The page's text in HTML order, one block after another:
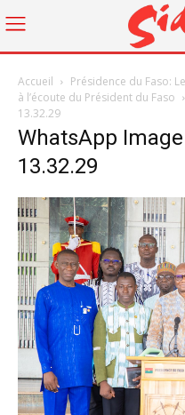
Accueil
Présidence du Faso:
à l’écoute du Président du Faso
13.32.29
WhatsApp
13.32.29